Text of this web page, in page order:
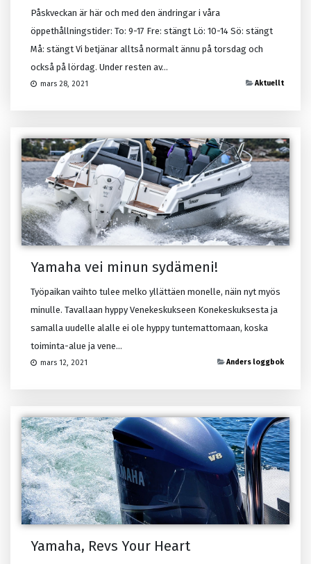
Påskveckan är här och med den ändringar i våra
öppethållningstider: To: 9-17 Fre: stängt Lö: 10-14 Sö: stängt
Må: stängt Vi betjänar alltså normalt ännu på torsdag och
också på lördag. Under resten av...
mars 28, 2021 Aktuellt
Yamaha vei minun sydämeni!
Työpaikan vaihto tulee melko yllättäen monelle, näin nyt myös
minulle. Tavallaan hyppy Venekeskukseen Konekeskuksesta ja
samalla uudelle alalle ei ole hyppy tuntemattomaan, koska
toiminta-alue ja vene...
mars 12, 2021 Anders loggbok
Yamaha, Revs Your Heart